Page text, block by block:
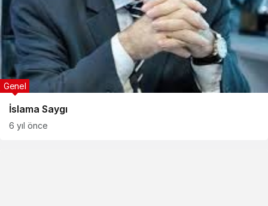
İslama Saygı
Genel
6 yıl önce